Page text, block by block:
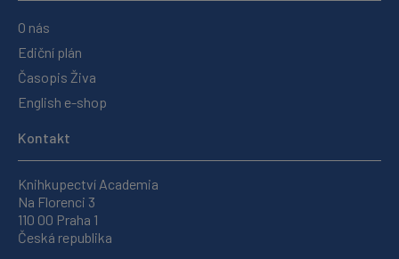
O nás
Ediční plán
Časopis Živa
English e-shop
Kontakt
Knihkupectví Academia
Na Florenci 3
110 00 Praha 1
Česká republika